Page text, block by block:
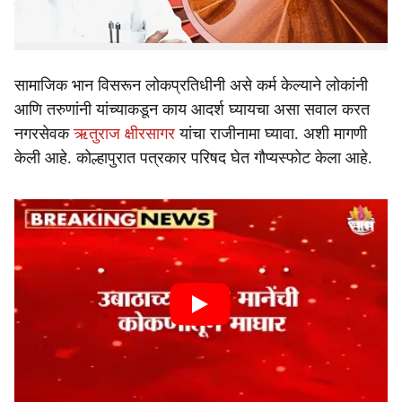
गेम खेळतांना व्हिडिओ जारी केला आहे. यामुळे मोठी खळबळ उडाली
सामाजिक भान विसरून लोकप्रतिधीनी असे कर्म केल्याने लोकांनी
आणि तरुणांनी यांच्याकडून काय आदर्श घ्यायचा असा सवाल करत
नगरसेवकऋतुराज क्षीरसागर यांचा राजीनामा घ्यावा. अशी मागणी
केली आहे. कोल्हापुरात पत्रकार परिषद घेत गौप्यस्फोट केला आहे.